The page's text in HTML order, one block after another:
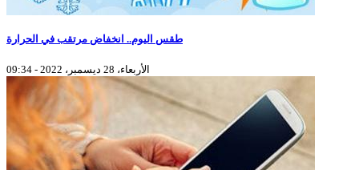
طقس اليوم.. انخفاض مرتقب في الحرارة
الأربعاء، 28 ديسمبر، 2022 - 09:34